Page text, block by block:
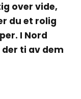
over vide,
du et rolig
I Nord
ti av dem